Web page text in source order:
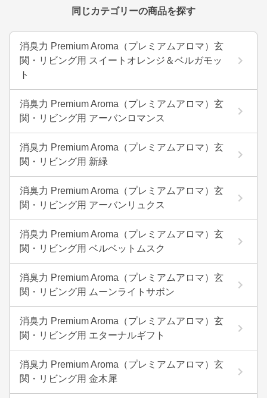
同じカテゴリーの商品を探す
消臭力 Premium Aroma（プレミアムアロマ）玄
関・リビング用 スイートオレンジ＆ベルガモッ
ト
消臭力 Premium Aroma（プレミアムアロマ）玄
関・リビング用 アーバンロマンス
消臭力 Premium Aroma（プレミアムアロマ）玄
関・リビング用 新緑
消臭力 Premium Aroma（プレミアムアロマ）玄
関・リビング用 アーバンリュクス
消臭力 Premium Aroma（プレミアムアロマ）玄
関・リビング用 ベルベットムスク
消臭力 Premium Aroma（プレミアムアロマ）玄
関・リビング用 ムーンライトサボン
消臭力 Premium Aroma（プレミアムアロマ）玄
関・リビング用 エターナルギフト
消臭力 Premium Aroma（プレミアムアロマ）玄
関・リビング用 金木犀